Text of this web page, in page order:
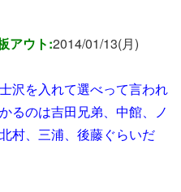
アウト:2014/01/13(月)
沢を入れて選べって言われ
るのは吉田兄弟、中館、ノ
村、三浦、後藤ぐらいだ